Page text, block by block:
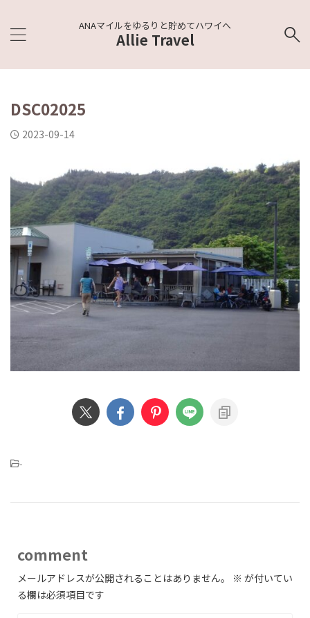
ANAマイルをゆるりと貯めてハワイへ
Allie Travel
DSC02025
2023-09-14
-
comment
メールアドレスが公開されることはありません。 ※ が付いてい
る欄は必須項目です